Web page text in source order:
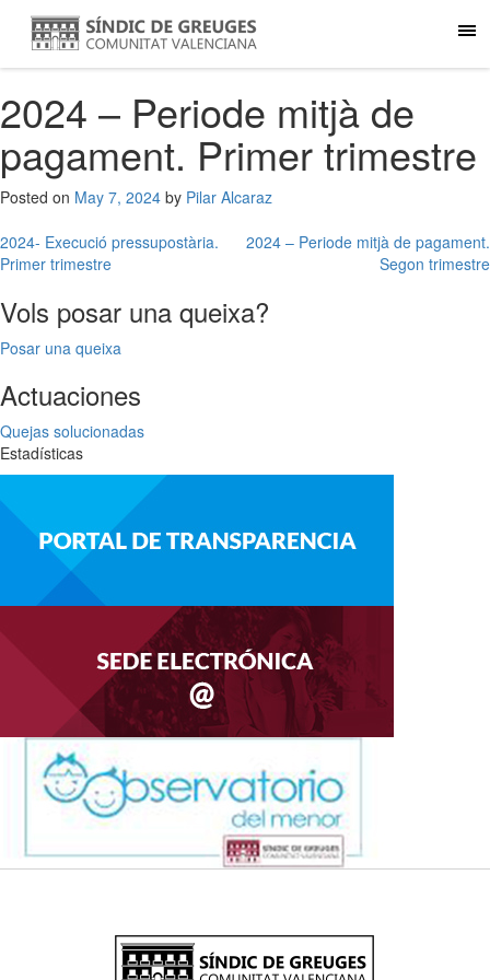
2024 – Periode mitjà de
pagament. Primer trimestre
Posted on May 7, 2024 by Pilar Alcaraz
Post
navigation
2024- Execució pressupostària.
Primer trimestre
2024 – Periode mitjà de pagament.
Segon trimestre
Vols posar una queixa?
Posar una queixa
Actuaciones
Quejas solucionadas
Estadísticas